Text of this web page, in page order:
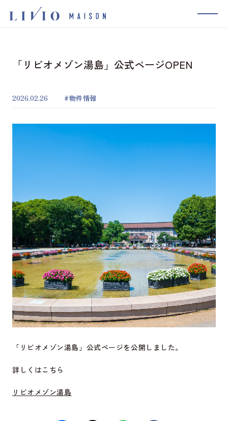
実績一覧
「リビオメゾン湯島」公式ページOPEN
2026.02.26 物件情報
「リビオメゾン湯島」公式ページを公開しました。
詳しくはこちら
リビオメゾン湯島